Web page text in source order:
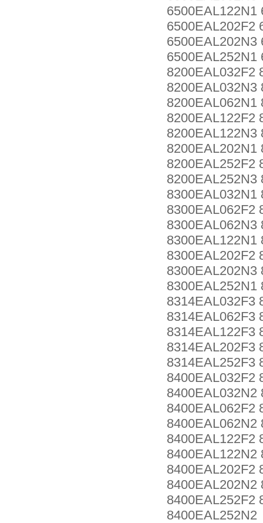
6500EAL122N1
6500EAL202F2
6500EAL202N3
6500EAL252N1
8200EAL032F2
8200EAL032N3
8200EAL062N1
8200EAL122F2
8200EAL122N3
8200EAL202N1
8200EAL252F2
8200EAL252N3
8300EAL032N1
8300EAL062F2
8300EAL062N3
8300EAL122N1
8300EAL202F2
8300EAL202N3
8300EAL252N1
8314EAL032F3
8314EAL062F3
8314EAL122F3
8314EAL202F3
8314EAL252F3
8400EAL032F2
8400EAL032N2
8400EAL062F2
8400EAL062N2
8400EAL122F2
8400EAL122N2
8400EAL202F2
8400EAL202N2
8400EAL252F2
8400EAL252N2